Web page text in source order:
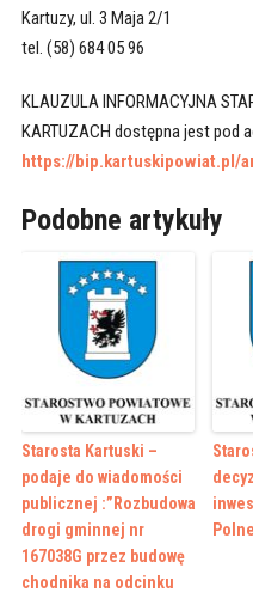
Kartuzy, ul. 3 Maja 2/1
tel. (58) 684 05 96
KLAUZULA INFORMACYJNA
KARTUZACH dostępna jest pod
https://bip.kartuskipowiat.pl/
Podobne artykuły
Starosta Kartuski –
podaje do wiadomości
publicznej :”Rozbudowa
drogi gminnej nr
167038G przez budowę
chodnika na odcinku